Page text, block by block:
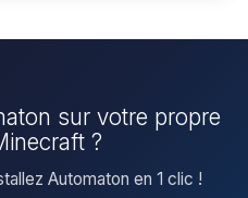
sur votre propre
?
Automaton en 1 clic !